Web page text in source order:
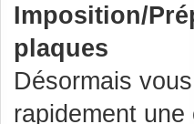
Imposition/
plaques
Désormais
rapidement